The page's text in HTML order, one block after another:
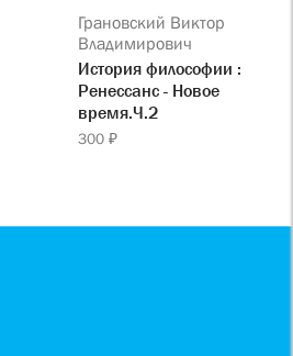
Грановский Виктор
Владимирович
История философии :
Ренессанс - Новое
время.Ч.2
300 ₽